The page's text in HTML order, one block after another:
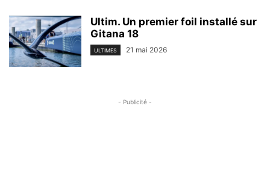
Ultim. Un premier foil installé sur
Gitana 18
ULTIMES 21 mai 2026
- Publicité -